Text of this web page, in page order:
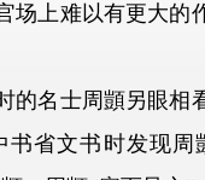
场上难以有更大
名士周顗另眼相
省文书时发现